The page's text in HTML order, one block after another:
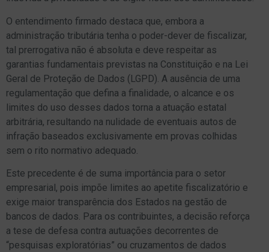
O entendimento firmado destaca que, embora a
administração tributária tenha o poder-dever de fiscalizar,
tal prerrogativa não é absoluta e deve respeitar as
garantias fundamentais previstas na Constituição e na Lei
Geral de Proteção de Dados (LGPD). A ausência de uma
regulamentação que defina a finalidade, o alcance e os
limites do uso desses dados torna a atuação estatal
arbitrária, resultando na nulidade de eventuais autos de
infração baseados exclusivamente em provas colhidas
sem o rito normativo adequado.
Este precedente é de suma importância para o setor
empresarial, pois impõe limites ao apetite fiscalizatório e
exige maior transparência dos Estados na gestão de
bancos de dados. Para os contribuintes, a decisão reforça
a tese de defesa contra autuações decorrentes de
“pesquisas exploratórias” ou cruzamentos de dados